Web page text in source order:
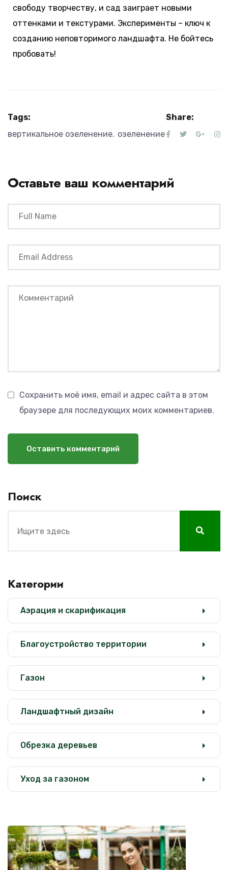
свободу творчеству, и сад заиграет новыми
оттенками и текстурами. Эксперименты – ключ к
созданию неповторимого ландшафта. Не бойтесь
пробовать!
Tags:
вертикальное озеленение озеленение
Share:
Оставьте ваш комментарий
Сохранить моё имя, email и адрес сайта в этом
браузере для последующих моих комментариев.
Поиск
Категории
Аэрация и скарификация
Благоустройство территории
Газон
Ландшафтный дизайн
Обрезка деревьев
Уход за газоном